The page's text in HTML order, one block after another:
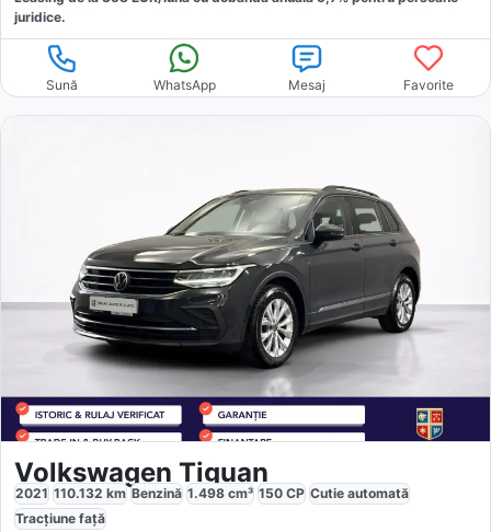
juridice.
Sună WhatsApp Mesaj Favorite
Volkswagen Tiguan
2021 110.132 km Benzină 1.498 cm³ 150 CP Cutie automată
Tracțiune față